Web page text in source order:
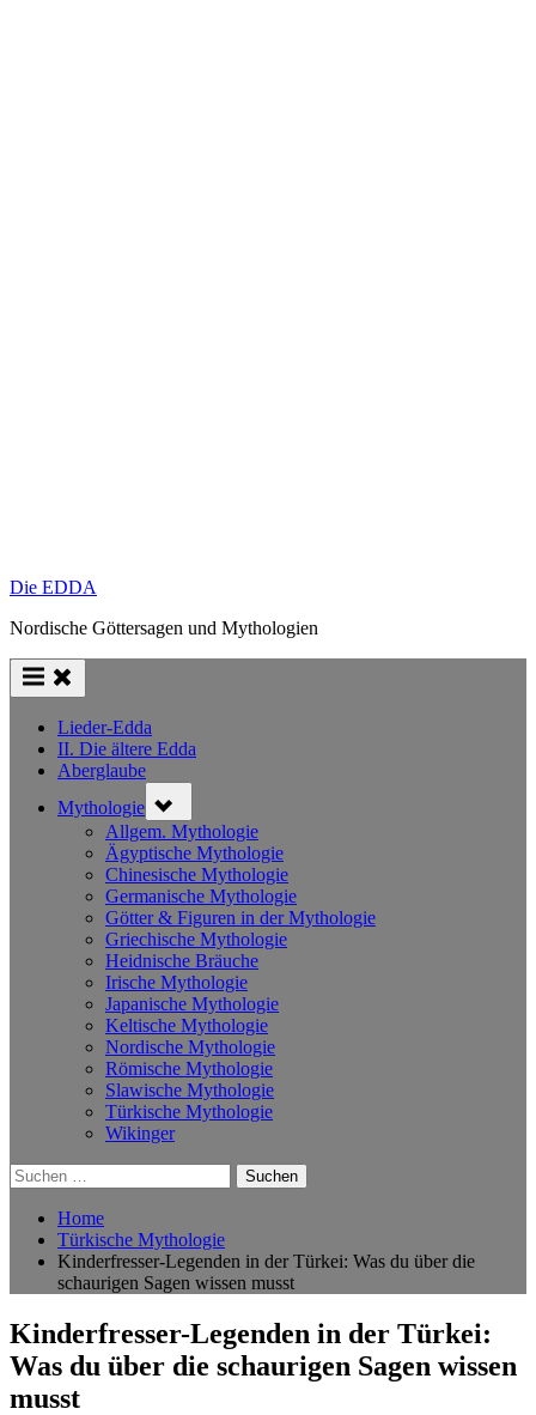
Die EDDA
Nordische Göttersagen und Mythologien
Lieder-Edda
II. Die ältere Edda
Aberglaube
Mythologie sub-
menu
Allgem. Mythologie
Ägyptische Mythologie
Chinesische Mythologie
Germanische Mythologie
Götter & Figuren in der Mythologie
Griechische Mythologie
Heidnische Bräuche
Irische Mythologie
Japanische Mythologie
Keltische Mythologie
Nordische Mythologie
Römische Mythologie
Slawische Mythologie
Türkische Mythologie
Wikinger
Suchen
nach:
Home
Türkische Mythologie
Kinderfresser-Legenden in der Türkei: Was du über die
schaurigen Sagen wissen musst
Kinderfresser-Legenden in der Türkei:
Was du über die schaurigen Sagen wissen
musst